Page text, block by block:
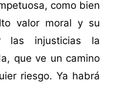
como bien
valor moral y su
las injusticias la
que ve un camino
riesgo. Ya habrá